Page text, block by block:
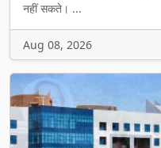
नहीं सकते। ...
Aug 08, 2026